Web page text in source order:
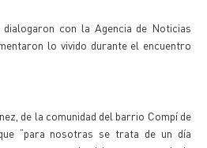
con la Agencia de Noticias
lo vivido durante el encuentro
de la comunidad del barrio Compí de
“para nosotras se trata de un día